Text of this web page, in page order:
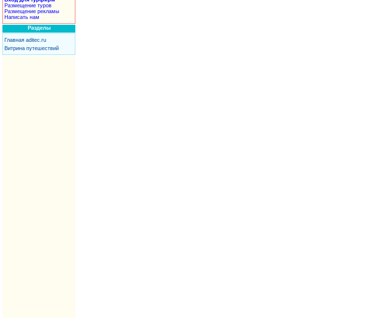
Размещение туров
Размещение рекламы
Написать нам
Разделы
Главная aditec.ru
Витрина путешествий